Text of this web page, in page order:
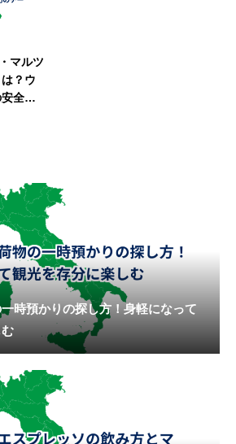
マルツ
？ウ
全性
時預かりの探し方！身軽になって